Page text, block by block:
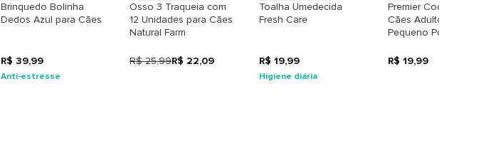
Brinquedo Bolinha
Dedos Azul para Cães
R$ 39,99
Anti-estresse
Osso 3 Traqueia com
12 Unidades para Cães
Natural Farm
R$ 25,99R$ 22,09
Toalha Umedecida
Fresh Care
R$ 19,99
Higiene diária
Premier Cookie para
Cães Adultos de
Pequeno Porte sabor
R$ 19,99